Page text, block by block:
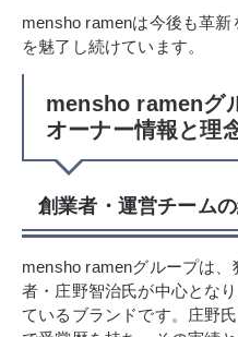
mensho ramenは今後も革
を魅了し続けています。
mensho ramenグ
オーナー情報と理
創業者・運営チーム
mensho ramenグループは
者・庄野智治氏が中心とな
ているブランドです。庄野